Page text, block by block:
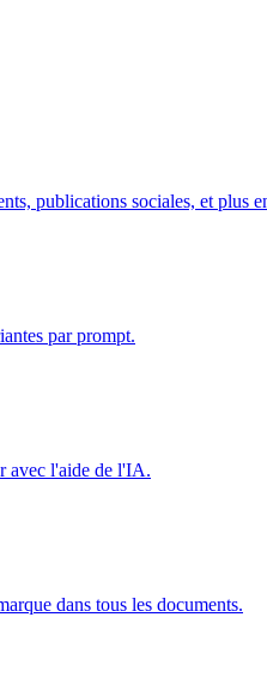
publications sociales, et plus
par prompt.
avec l'aide de l'IA.
dans tous les documents.